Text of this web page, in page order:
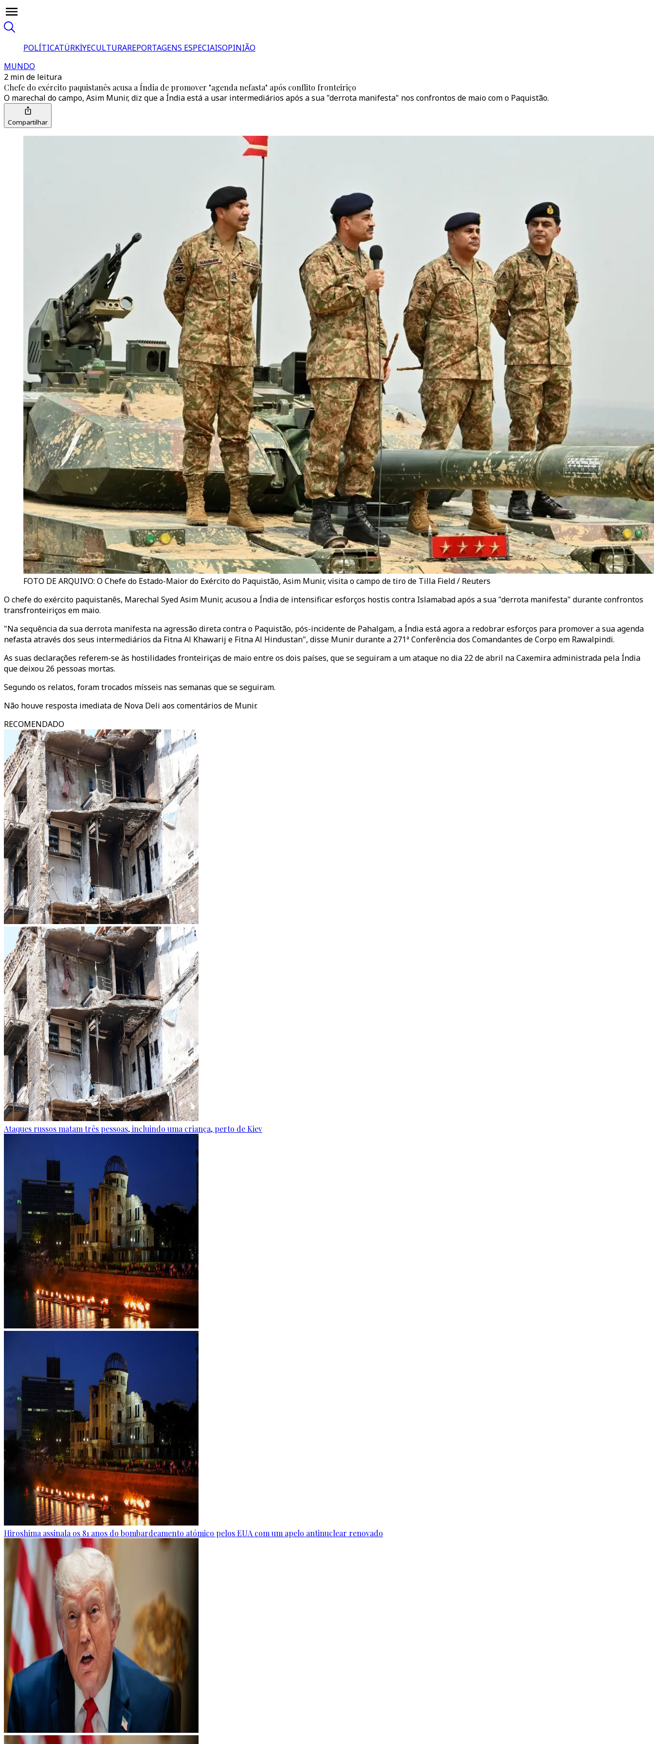
POLÍTICATÜRKİYECULTURAREPORTAGENS ESPECIAISOPINIÃO
MUNDO
2 min de leitura
Chefe do exército paquistanês acusa a Índia de promover "agenda nefasta" após conflito fronteiriço
O marechal do campo, Asim Munir, diz que a Índia está a usar intermediários após a sua "derrota manifesta" nos confrontos de maio com o Paquistão.
Compartilhar
FOTO DE ARQUIVO: O Chefe do Estado-Maior do Exército do Paquistão, Asim Munir, visita o campo de tiro de Tilla Field / Reuters
O chefe do exército paquistanês, Marechal Syed Asim Munir, acusou a Índia de intensificar esforços hostis contra Islamabad após a sua "derrota manifesta" durante confrontos
transfronteiriços em maio.
"Na sequência da sua derrota manifesta na agressão direta contra o Paquistão, pós-incidente de Pahalgam, a Índia está agora a redobrar esforços para promover a sua agenda
nefasta através dos seus intermediários da Fitna Al Khawarij e Fitna Al Hindustan", disse Munir durante a 271ª Conferência dos Comandantes de Corpo em Rawalpindi.
As suas declarações referem-se às hostilidades fronteiriças de maio entre os dois países, que se seguiram a um ataque no dia 22 de abril na Caxemira administrada pela Índia
que deixou 26 pessoas mortas.
Segundo os relatos, foram trocados mísseis nas semanas que se seguiram.
Não houve resposta imediata de Nova Deli aos comentários de Munir.
RECOMENDADO
Ataques russos matam três pessoas, incluindo uma criança, perto de Kiev
Hiroshima assinala os 81 anos do bombardeamento atómico pelos EUA com um apelo antinuclear renovado